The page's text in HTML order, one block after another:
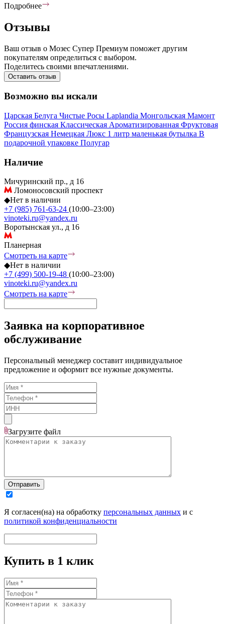
Подробнее
Отзывы
Ваш отзыв о Мозес Супер Премиум поможет другим
покупателям определиться с выбором.
Поделитесь своими впечатлениями.
Оставить отзыв
Возможно вы искали
Царская Белуга Чистые Росы Laplandia Монгольская Мамонт
Россия финская Классическая Ароматизированная Фруктовая
Французская Немецкая Люкс 1 литр маленькая бутылка В
подарочной упаковке Полугар
Наличие
Мичуринский пр., д 16
Ломоносовский проспект
◆Нет в наличии
+7 (985) 761-63-24 (10:00–23:00)
vinoteki.ru@yandex.ru
Воротынская ул., д 16
Планерная
Смотреть на карте
◆Нет в наличии
+7 (499) 500-19-48 (10:00–23:00)
vinoteki.ru@yandex.ru
Смотреть на карте
Заявка на корпоративное
обслуживание
Персональный менеджер составит индивидуальное
предложение и оформит все нужные документы.
Загрузите файл
Отправить
Я согласен(на) на обработку персональных данных и с
политикой конфиденциальности
Купить в 1 клик